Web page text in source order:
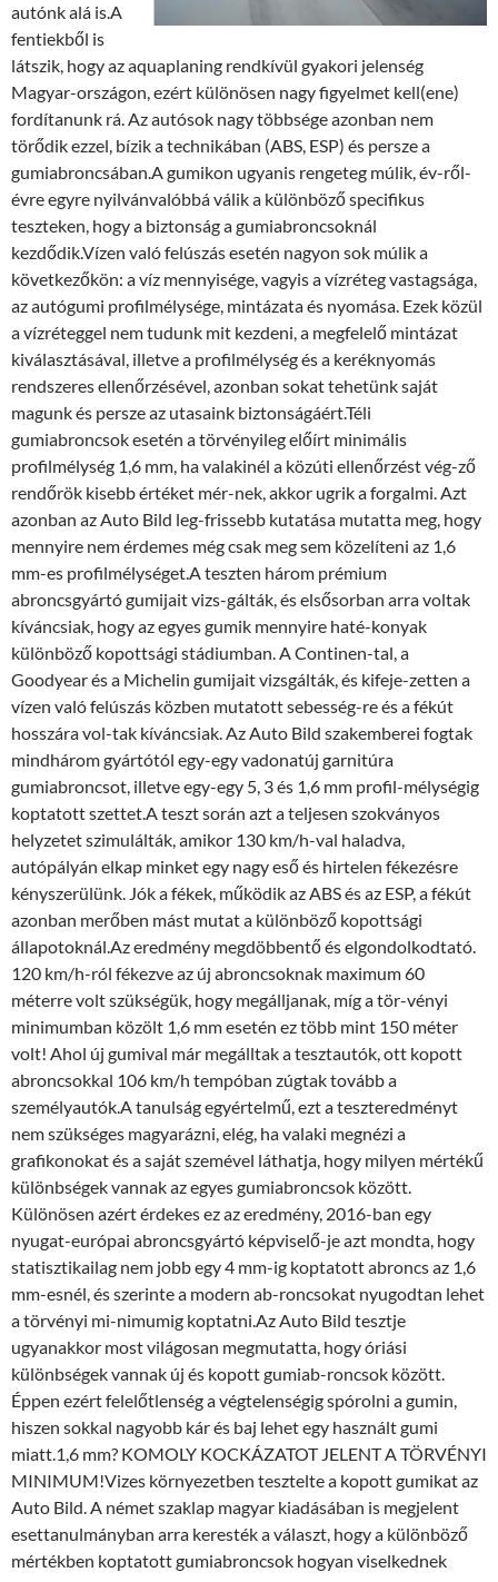
autónk alá is.A
fentiekből is
látszik, hogy az aquaplaning rendkívül gyakori jelenség
Magyar-országon, ezért különösen nagy figyelmet kell(ene)
fordítanunk rá. Az autósok nagy többsége azonban nem
törődik ezzel, bízik a technikában (ABS, ESP) és persze a
gumiabroncsában.A gumikon ugyanis rengeteg múlik, év-ről-
évre egyre nyilvánvalóbbá válik a különböző specifikus
teszteken, hogy a biztonság a gumiabroncsoknál
kezdődik.Vízen való felúszás esetén nagyon sok múlik a
következőkön: a víz mennyisége, vagyis a vízréteg vastagsága,
az autógumi profilmélysége, mintázata és nyomása. Ezek közül
a vízréteggel nem tudunk mit kezdeni, a megfelelő mintázat
kiválasztásával, illetve a profilmélység és a keréknyomás
rendszeres ellenőrzésével, azonban sokat tehetünk saját
magunk és persze az utasaink biztonságáért.Téli
gumiabroncsok esetén a törvényileg előírt minimális
profilmélység 1,6 mm, ha valakinél a közúti ellenőrzést vég-ző
rendőrök kisebb értéket mér-nek, akkor ugrik a forgalmi. Azt
azonban az Auto Bild leg-frissebb kutatása mutatta meg, hogy
mennyire nem érdemes még csak meg sem közelíteni az 1,6
mm-es profilmélységet.A teszten három prémium
abroncsgyártó gumijait vizs-gálták, és elsősorban arra voltak
kíváncsiak, hogy az egyes gumik mennyire haté-konyak
különböző kopottsági stádiumban. A Continen-tal, a
Goodyear és a Michelin gumijait vizsgálták, és kifeje-zetten a
vízen való felúszás közben mutatott sebesség-re és a fékút
hosszára vol-tak kíváncsiak. Az Auto Bild szakemberei fogtak
mindhárom gyártótól egy-egy vadonatúj garnitúra
gumiabroncsot, illetve egy-egy 5, 3 és 1,6 mm profil-mélységig
koptatott szettet.A teszt során azt a teljesen szokványos
helyzetet szimulálták, amikor 130 km/h-val haladva,
autópályán elkap minket egy nagy eső és hirtelen fékezésre
kényszerülünk. Jók a fékek, működik az ABS és az ESP, a fékút
azonban merőben mást mutat a különböző kopottsági
állapotoknál.Az eredmény megdöbbentő és elgondolkodtató.
120 km/h-ról fékezve az új abroncsoknak maximum 60
méterre volt szükségük, hogy megálljanak, míg a tör-vényi
minimumban közölt 1,6 mm esetén ez több mint 150 méter
volt! Ahol új gumival már megálltak a tesztautók, ott kopott
abroncsokkal 106 km/h tempóban zúgtak tovább a
személyautók.A tanulság egyértelmű, ezt a teszteredményt
nem szükséges magyarázni, elég, ha valaki megnézi a
grafikonokat és a saját szemével láthatja, hogy milyen mértékű
különbségek vannak az egyes gumiabroncsok között.
Különösen azért érdekes ez az eredmény, 2016-ban egy
nyugat-európai abroncsgyártó képviselő-je azt mondta, hogy
statisztikailag nem jobb egy 4 mm-ig koptatott abroncs az 1,6
mm-esnél, és szerinte a modern ab-roncsokat nyugodtan lehet
a törvényi mi-nimumig koptatni.Az Auto Bild tesztje
ugyanakkor most világosan megmutatta, hogy óriási
különbségek vannak új és kopott gumiab-roncsok között.
Éppen ezért felelőtlenség a végtelenségig spórolni a gumin,
hiszen sokkal nagyobb kár és baj lehet egy használt gumi
miatt.1,6 mm? KOMOLY KOCKÁZATOT JELENT A TÖRVÉNYI
MINIMUM!Vizes környezetben tesztelte a kopott gumikat az
Auto Bild. A német szaklap magyar kiadásában is megjelent
esettanulmányban arra keresték a választ, hogy a különböző
mértékben koptatott gumiabroncsok hogyan viselkednek